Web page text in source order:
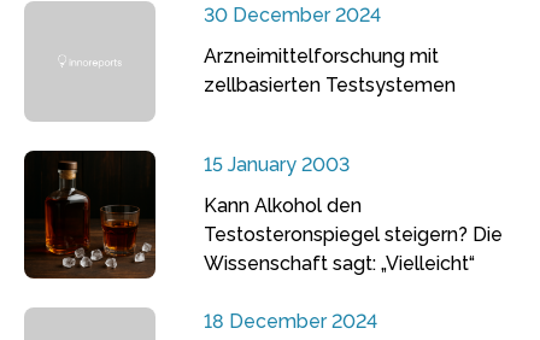
30 December 2024
Arzneimittelforschung mit
zellbasierten Testsystemen
15 January 2003
Kann Alkohol den
Testosteronspiegel steigern? Die
Wissenschaft sagt: „Vielleicht“
18 December 2024